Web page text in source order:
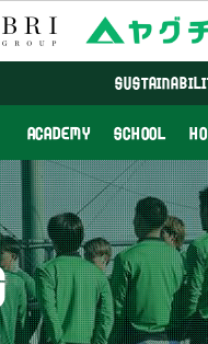
ACADEMY SCHOOL